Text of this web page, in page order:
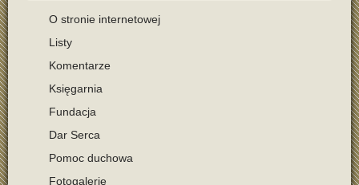
O stronie internetowej
Listy
Komentarze
Księgarnia
Fundacja
Dar Serca
Pomoc duchowa
Fotogalerie